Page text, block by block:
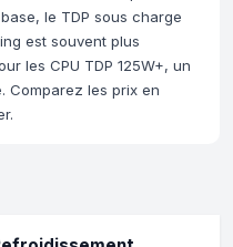
le TDP sous charge
est souvent plus
les CPU TDP 125W+, un
Comparez les prix en